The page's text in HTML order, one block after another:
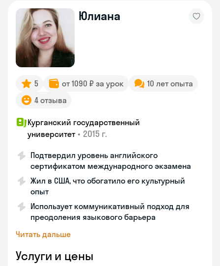
Юлиана
5 от 1090 ₽ за урок
10 лет опыта
4 отзыва
Курганский государственный
университет • 2015 г.
Подтвердил уровень английского
сертификатом международного экзамена
Жил в США, что обогатило его культурный
опыт
Использует коммуникативный подход для
преодоления языкового барьера
Читать дальше
Услуги и цены